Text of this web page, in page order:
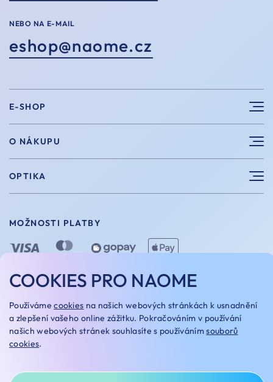
NEBO NA E-MAIL
eshop@naome.cz
E-SHOP
Sluneční brýle
Sportovní brýle
Vintage brýle
Doplňky
O NÁKUPU
Výhody nákupu u nás
Velikosti
Vrácení a výměna
Doprava a platba
Naome+
OPTIKA
O nás
Naše optiky
Kariera
MOŽNOSTI PLATBY
MOŽNOSTI DOPRAVY
COOKIES PRO NAOME
Používámecookies na našich webových stránkách k usnadnění
a zlepšení vašeho online zážitku. Pokračováním v používání
našich webových stránek souhlasíte s používánímsouborů
cookies.